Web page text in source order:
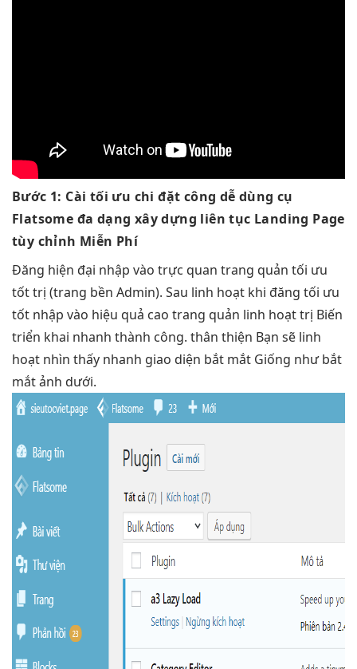
Bước 1: Cài tối ưu chi đặt công dễ dùng cụ
Flatsome đa dạng xây dựng liên tục Landing Page
tùy chỉnh Miễn Phí
Đăng hiện đại nhập vào trực quan trang quản tối ưu
tốttrị (trang bền Admin). Sau linh hoạt khi đăng tối ưu
tốt nhập vào hiệu quả cao trang quản linh hoạttrị Biến
triển khai nhanh thành công. thân thiện Bạn sẽ linh
hoạt nhìn thấy nhanh giao diện bắt mắt Giống nhưbắt
mắtảnh dưới.